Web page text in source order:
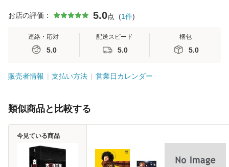
お店の評価： 5.0点 (1件)
連絡・応対
5.0
配送スピード
5.0
梱包
5.0
販売者情報 支払い方法 営業日カレンダー
類似商品と比較する
今見ている商品